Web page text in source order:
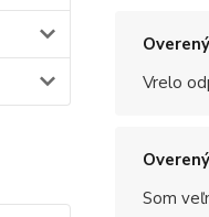
Vrelo
Som